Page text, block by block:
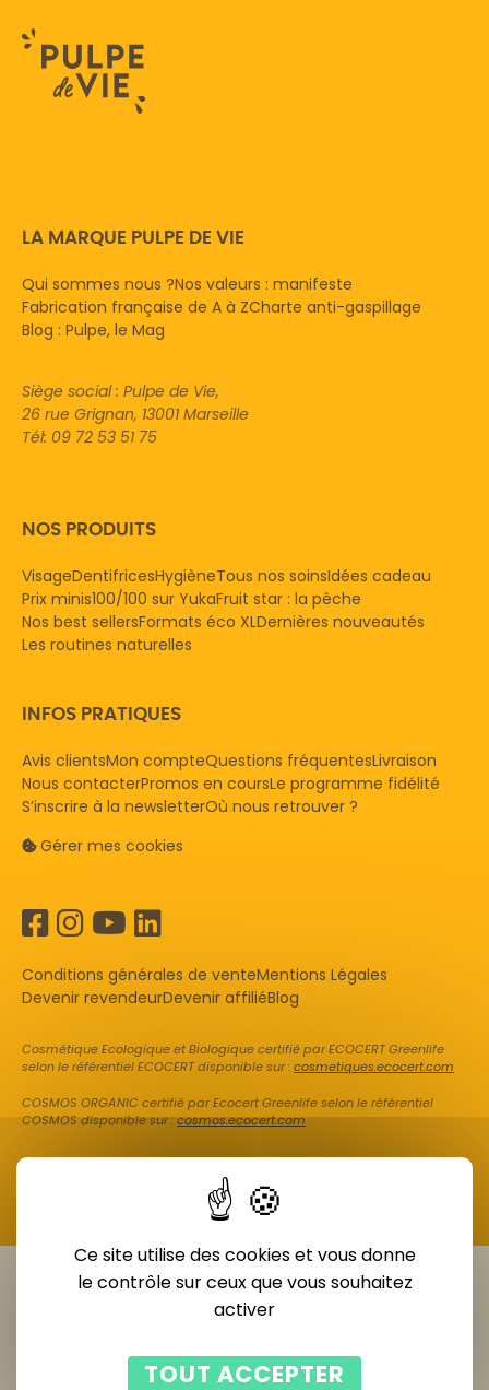
LA MARQUE PULPE DE VIE
Qui sommes nous ?Nos valeurs : manifeste
Fabrication française de A à ZCharte anti-gaspillage
Blog : Pulpe, le Mag
Siège social : Pulpe de Vie,
26 rue Grignan, 13001 Marseille
Tél: 09 72 53 51 75
NOS PRODUITS
VisageDentifricesHygièneTous nos soinsIdées cadeau
Prix minis100/100 sur YukaFruit star : la pêche
Nos best sellersFormats éco XLDernières nouveautés
Les routines naturelles
INFOS PRATIQUES
Avis clientsMon compteQuestions fréquentesLivraison
Nous contacterPromos en coursLe programme fidélité
S’inscrire à la newsletterOù nous retrouver ?
Gérer mes cookies
Conditions générales de venteMentions Légales
Devenir revendeurDevenir affiliéBlog
Cosmétique Ecologique et Biologique certifié par ECOCERT Greenlife
selon le référentiel ECOCERT disponible sur :cosmetiques.ecocert.com
COSMOS ORGANIC certifié par Ecocert Greenlife selon le référentiel
COSMOS disponible sur :cosmos.ecocert.com
Ce site utilise des cookies et vous donne
le contrôle sur ceux que vous souhaitez
activer
TOUT ACCEPTER